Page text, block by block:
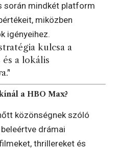
során mindkét platform
miközben
igényeihez.
kulcsa a
a lokális
a HBO Max?
közönségnek szóló
drámai
thrillereket és